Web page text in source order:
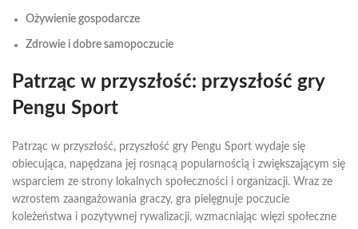
Ożywienie gospodarcze
Zdrowie i dobre samopoczucie
Patrząc w przyszłość: przyszłość gry
Pengu Sport
Patrząc w przyszłość, przyszłość gry Pengu Sport wydaje się
obiecująca, napędzana jej rosnącą popularnością i zwiększającym się
wsparciem ze strony lokalnych społeczności i organizacji. Wraz ze
wzrostem zaangażowania graczy, gra pielęgnuje poczucie
koleżeństwa i pozytywnej rywalizacji, wzmacniając więzi społeczne